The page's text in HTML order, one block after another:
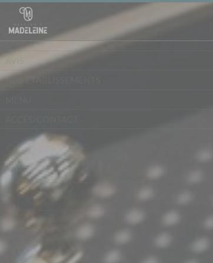
Personnalisation de vos choix en matière de cookies